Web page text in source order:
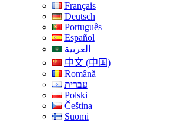
Français
Deutsch
Português
Español
العربية
中文 (中国)
Română
עברית
Polski
Čeština
Suomi